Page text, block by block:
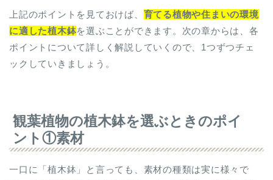
上記のポイントを見ておけば、 育てる植物や住まいの環境
に適した植木鉢を選ぶことができます。次の章からは、各
ポイントについて詳しく解説していくので、1つずつチェ
ックしていきましょう。
観葉植物の植木鉢を選ぶときのポイ
ント①素材
一口に「植木鉢」と言っても、素材の種類は実に様々で